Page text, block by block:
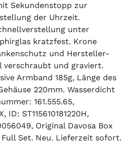
Sekundenstopp zur
der Uhrzeit.
unter
kratzfest. Krone
und Hersteller-
verschraubt und graviert.
Armband 185g, Länge des
220mm. Wasserdicht
161.555.65,
ID: ST115610181220H,
Original Davosa Box
Set. Neu. Lieferzeit sofort.